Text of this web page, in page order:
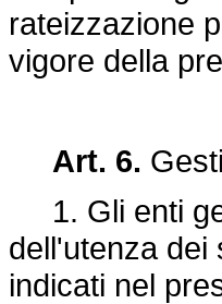
rateizzazione
vigore della
Art. 6.
1. Gli enti
dell'utenza dei
indicati nel